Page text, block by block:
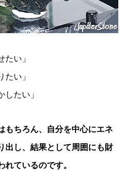
たい」
たい」
したい」
もちろん、自分を中心にエネ
出し、結果として周囲にも財
ているのです。